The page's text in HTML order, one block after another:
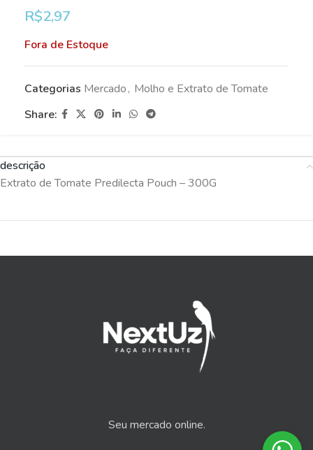
R$2,97
Fora de Estoque
Categorias Mercado, Molho e Extrato de Tomate
Share:
descrição
Extrato de Tomate Predilecta Pouch – 300G
Seu mercado online.